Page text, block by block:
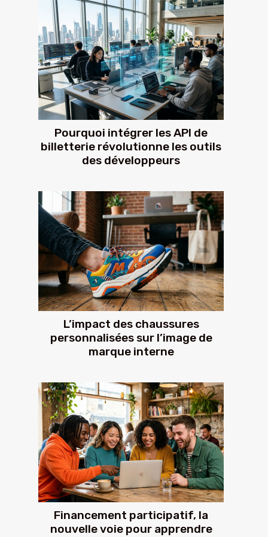
Pourquoi intégrer les API de
billetterie révolutionne les outils
des développeurs
L’impact des chaussures
personnalisées sur l’image de
marque interne
Financement participatif, la
nouvelle voie pour apprendre